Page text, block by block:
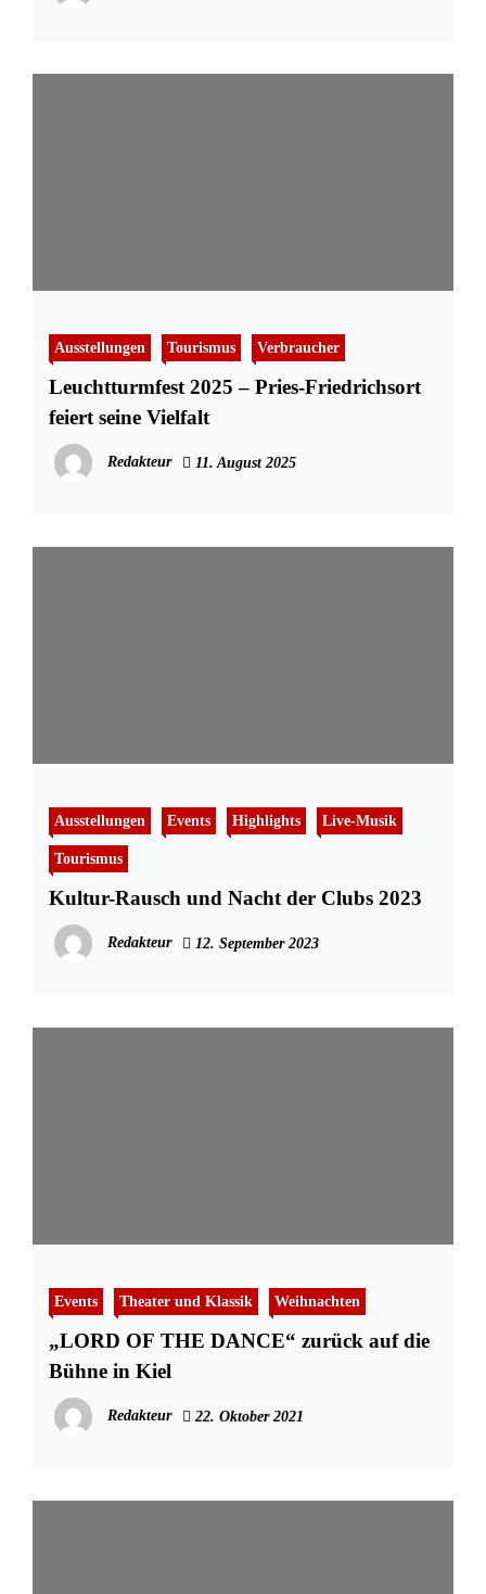
Ausstellungen Tourismus Verbraucher
Leuchtturmfest 2025 – Pries-Friedrichsort
feiert seine Vielfalt
Redakteur 11. August 2025
Ausstellungen Events Highlights Live-Musik
Tourismus
Kultur-Rausch und Nacht der Clubs 2023
Redakteur 12. September 2023
Events Theater und Klassik Weihnachten
„LORD OF THE DANCE“ zurück auf die
Bühne in Kiel
Redakteur 22. Oktober 2021